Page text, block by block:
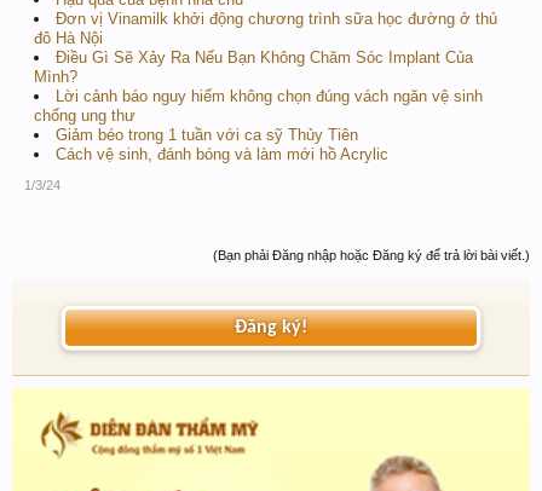
Đơn vị Vinamilk khởi động chương trình sữa học đường ở thủ
đô Hà Nội
Điều Gì Sẽ Xảy Ra Nếu Bạn Không Chăm Sóc Implant Của
Mình?
Lời cảnh báo nguy hiểm không chọn đúng vách ngăn vệ sinh
chống ung thư
Giảm béo trong 1 tuần với ca sỹ Thủy Tiên
Cách vệ sinh, đánh bóng và làm mới hồ Acrylic
1/3/24
(Bạn phải Đăng nhập hoặc Đăng ký để trả lời bài viết.)
Đăng ký!